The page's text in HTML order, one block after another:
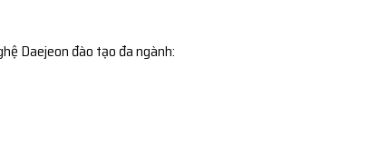
Daejeon đào tạo đa ngành: